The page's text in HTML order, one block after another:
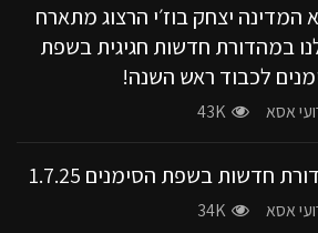
בשפת הסימנים 28.10.25
בשפת סימנים עם ח”כ לשעבר
פינטו קדוש
המדינה יצחק בוז׳י הרצוג מתארח
במהדורת חדשות חגיגית בשפת
לכבוד ראש השנה!
אסא 43K
חדשות בשפת הסימנים 1.7.25
אסא 34K